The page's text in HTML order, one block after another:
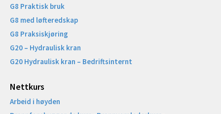
G8 Praktisk bruk
G8 med løfteredskap
G8 Praksiskjøring
G20 – Hydraulisk kran
G20 Hydraulisk kran – Bedriftsinternt
Nettkurs
Arbeid i høyden